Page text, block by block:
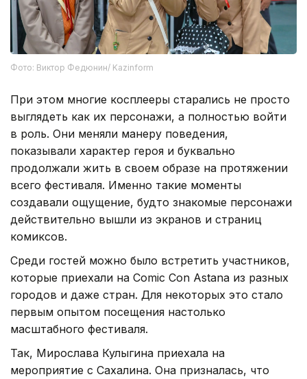
Фото: Виктор Федюнин/ Kazinform
При этом многие косплееры старались не просто
выглядеть как их персонажи, а полностью войти
в роль. Они меняли манеру поведения,
показывали характер героя и буквально
продолжали жить в своем образе на протяжении
всего фестиваля. Именно такие моменты
создавали ощущение, будто знакомые персонажи
действительно вышли из экранов и страниц
комиксов.
Среди гостей можно было встретить участников,
которые приехали на Comic Con Astana из разных
городов и даже стран. Для некоторых это стало
первым опытом посещения настолько
масштабного фестиваля.
Так, Мирослава Кулыгина приехала на
мероприятие с Сахалина. Она призналась, что